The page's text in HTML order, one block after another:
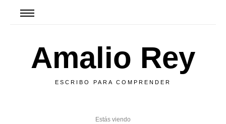
Amalio Rey
ESCRIBO PARA COMPRENDER
Estás viendo